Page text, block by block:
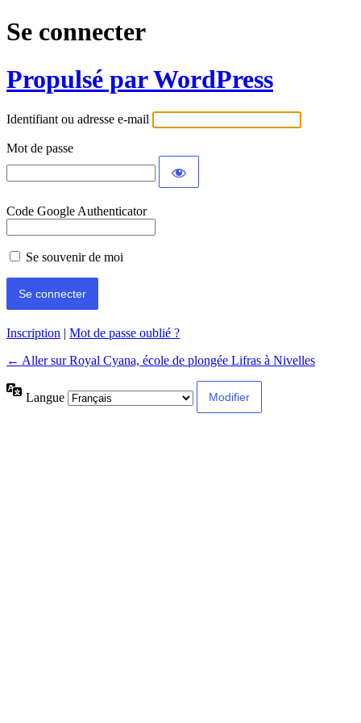
Se connecter
Propulsé par WordPress
Identifiant ou adresse e-mail
Mot de passe
Code Google Authenticator
Se souvenir de moi
Inscription | Mot de passe oublié ?
← Aller sur Royal Cyana, école de plongée Lifras à Nivelles
Langue